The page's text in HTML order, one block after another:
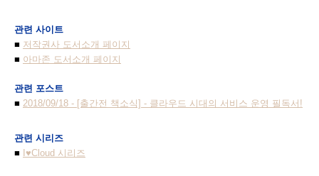
관련 사이트
■ 저작권사 도서소개 페이지
■ 아마존 도서소개 페이지
관련 포스트
■ 2018/09/18 - [출간전 책소식] - 클라우드 시대의 서비스 운영 필독서!
관련 시리즈
■ I♥Cloud 시리즈